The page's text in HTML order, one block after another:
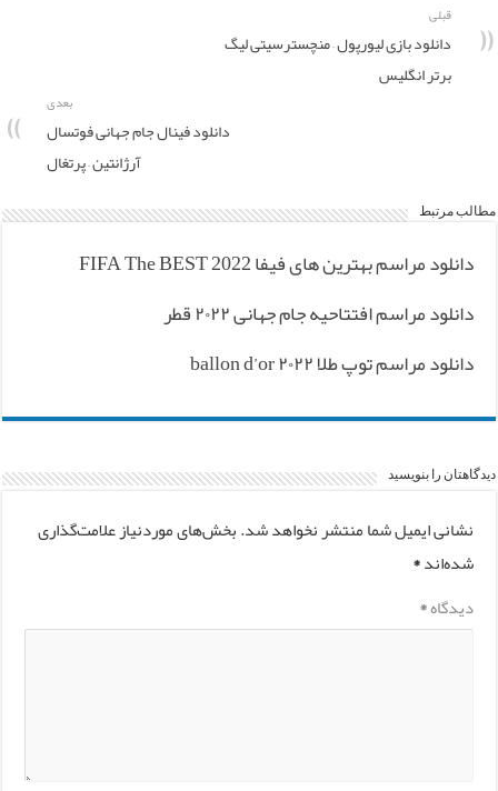
قبلی
دانلود بازی لیورپول – منچسترسیتی لیگ
برتر انگلیس
بعدی
دانلود فینال جام جهانی فوتسال
آرژانتین – پرتغال
مطالب مرتبط
دانلود مراسم بهترین های فیفا FIFA The BEST 2022
دانلود مراسم افتتاحیه جام جهانی ۲۰۲۲ قطر
دانلود مراسم توپ طلا ۲۰۲۲ ballon d’or
دیدگاهتان را بنویسید
نشانی ایمیل شما منتشر نخواهد شد.بخش‌های موردنیاز علامت‌گذاری
شده‌اند*
دیدگاه*